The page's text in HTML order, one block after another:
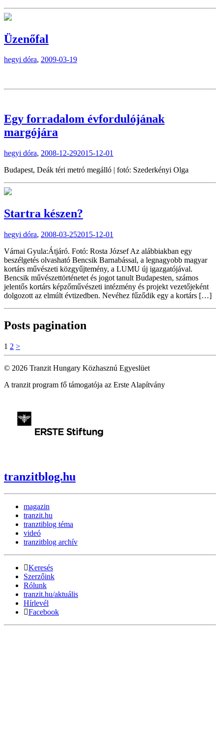
Üzenőfal
hegyi dóra, 2009-03-19
Egy forradalom évfordulójának
margójára
hegyi dóra, 2008-12-292015-12-01
Budapest, Deák téri metró megálló | fotó: Szederkényi Olga
Startra készen?
hegyi dóra, 2008-03-252015-12-01
Várnai Gyula:Átjáró. Fotó: Rosta József Az alábbiakban egy
beszélgetés olvasható Bencsik Barnabással, a legnagyobb magyar
kortárs művészeti közgyűjtemény, a LUMU új igazgatójával.
Bencsik művészettörténetet és jogot tanult Budapesten, számos
jelentős kortárs képzőművészeti intézmény és projekt vezetőjeként
dolgozott az elmúlt évtizedben. Nevéhez fűződik egy a kortárs […]
Posts pagination
1 2 >
© 2026 Tranzit Hungary Közhasznú Egyeslüet
A tranzit program fő támogatója az Erste Alapítvány
tranzitblog.hu
magazin
tranzit.hu
tranztiblog téma
videó
tranzitblog archív
Keresés
Szerzőink
Rólunk
tranzit.hu/aktuális
Hírlevél
Facebook